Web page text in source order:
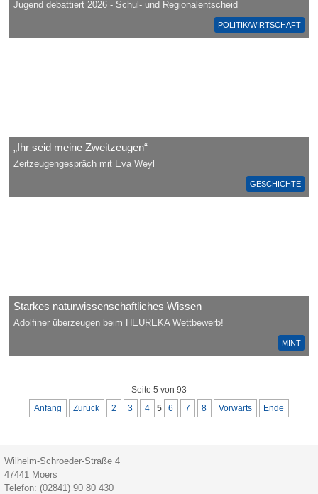
POLITIK/WIRTSCHAFT
Jugend debattiert 2026 - Schul- und Regionalentscheid
GESCHICHTE
„Ihr seid meine Zweitzeugen“
Zeitzeugengespräch mit Eva Weyl
MINT
Starkes naturwissenschaftliches Wissen
Adolfiner überzeugen beim HEUREKA Wettbewerb!
Seite 5 von 93
Anfang Zurück 2 3 4 5 6 7 8 Vorwärts Ende
Wilhelm-Schroeder-Straße 4
47441 Moers
Telefon: (02841) 90 80 430